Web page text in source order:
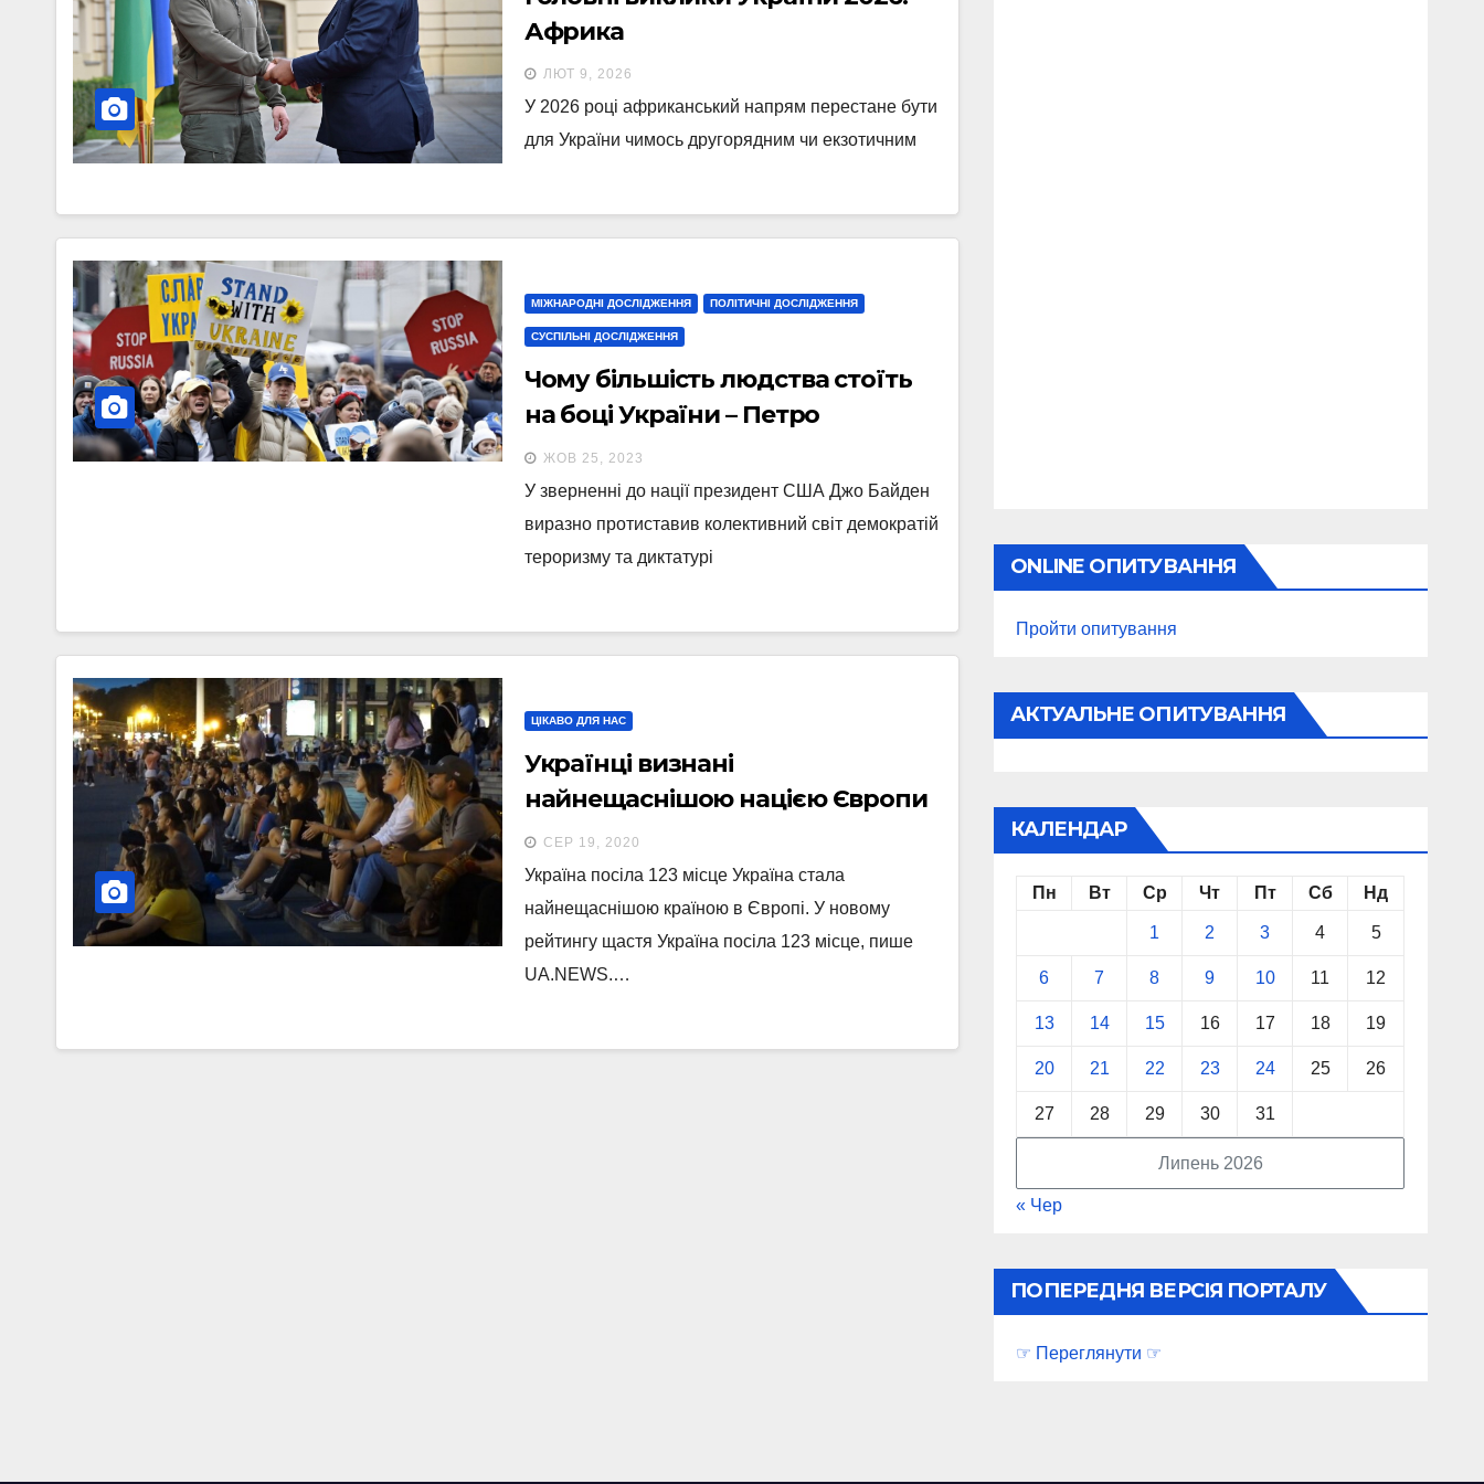
Африка
ЛЮТ 9, 2026
У 2026 році африканський напрям перестане бути
для України чимось другорядним чи екзотичним
МІЖНАРОДНІ ДОСЛІДЖЕННЯ ПОЛІТИЧНІ ДОСЛІДЖЕННЯ
СУСПІЛЬНІ ДОСЛІДЖЕННЯ
Чому більшість людства стоїть
на боці України – Петро
Бурковський
ЖОВ 25, 2023
У зверненні до нації президент США Джо Байден
виразно протиставив колективний світ демократій
тероризму та диктатурі
ЦІКАВО ДЛЯ НАС
Українці визнані
найнещаснішою нацією Європи
– гірше ніж в Африці
СЕР 19, 2020
Україна посіла 123 місце Україна стала
найнещаснішою країною в Європі. У новому
рейтингу щастя Україна посіла 123 місце, пише
UA.NEWS.…
ONLINE ОПИТУВАННЯ
Пройти опитування
АКТУАЛЬНЕ ОПИТУВАННЯ
КАЛЕНДАР
Липень 2026
Пн Вт Ср Чт Пт Сб Нд
1 2 3 4 5
6 7 8 9 10 11 12
13 14 15 16 17 18 19
20 21 22 23 24 25 26
27 28 29 30 31
« Чер
ПОПЕРЕДНЯ ВЕРСІЯ ПОРТАЛУ
☞ Переглянути ☞